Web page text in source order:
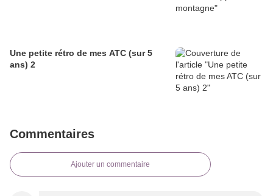
Une petite rétro de mes ATC (sur 5
ans) 2
Commentaires
Ajouter un commentaire